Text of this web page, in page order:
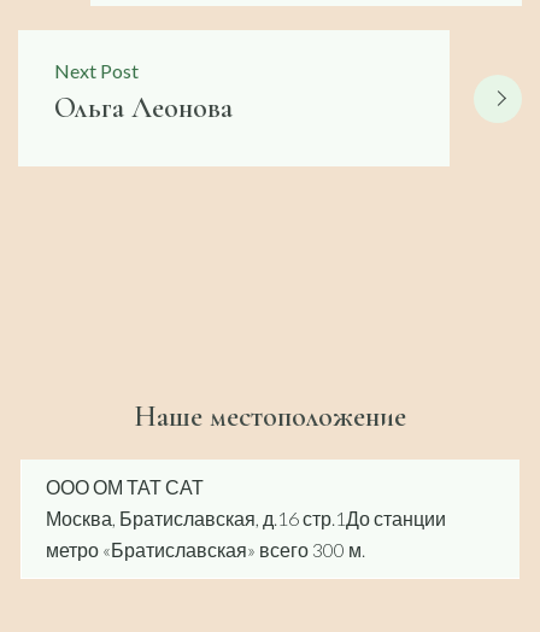
Next Post
Ольга Леонова
Наше местоположение
ООО ОМ ТАТ САТ
Москва, Братиславская, д.16 стр.1До станции
метро «Братиславская» всего 300 м.